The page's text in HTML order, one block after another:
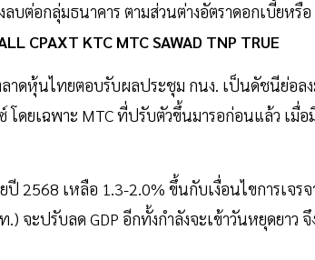
บต่อกลุ่มธนาคาร ตามส่วนต่างอัตราดอกเบี้ยหรื
CPAXT KTC MTC SAWAD TNP TRUE
าดหุ้นไทยตอบรับผลประชุม กนง. เป็นดัชนีย่อลง
ดยเฉพาะ MTC ที่ปรับตัวขึ้นมารอก่อนแล้ว เมื่อ
ปี 2568 เหลือ 1.3-2.0% ขึ้นกับเงื่อนไขการเจร
จะปรับลด GDP อีกทั้งกำลังจะเข้าวันหยุดยาว